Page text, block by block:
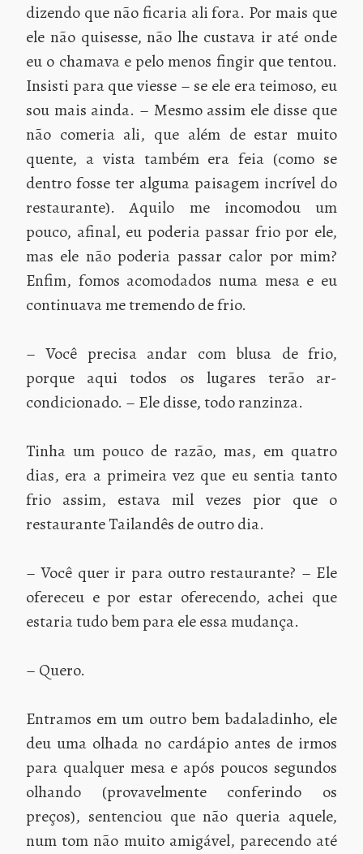
dizendo que não ficaria ali fora. Por mais que
ele não quisesse, não lhe custava ir até onde
eu o chamava e pelo menos fingir que tentou.
Insisti para que viesse – se ele era teimoso, eu
sou mais ainda. – Mesmo assim ele disse que
não comeria ali, que além de estar muito
quente, a vista também era feia (como se
dentro fosse ter alguma paisagem incrível do
restaurante). Aquilo me incomodou um
pouco, afinal, eu poderia passar frio por ele,
mas ele não poderia passar calor por mim?
Enfim, fomos acomodados numa mesa e eu
continuava me tremendo de frio.
– Você precisa andar com blusa de frio,
porque aqui todos os lugares terão ar-
condicionado. – Ele disse, todo ranzinza.
Tinha um pouco de razão, mas, em quatro
dias, era a primeira vez que eu sentia tanto
frio assim, estava mil vezes pior que o
restaurante Tailandês de outro dia.
– Você quer ir para outro restaurante? – Ele
ofereceu e por estar oferecendo, achei que
estaria tudo bem para ele essa mudança.
– Quero.
Entramos em um outro bem badaladinho, ele
deu uma olhada no cardápio antes de irmos
para qualquer mesa e após poucos segundos
olhando (provavelmente conferindo os
preços), sentenciou que não queria aquele,
num tom não muito amigável, parecendo até